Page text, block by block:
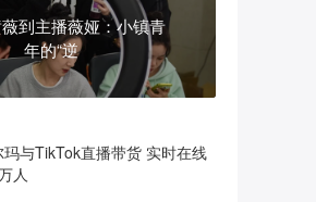
到主播薇娅：小镇青
年的“逆
玛与TikTok直播带货 实时在线
人